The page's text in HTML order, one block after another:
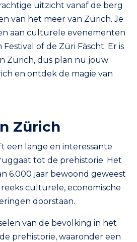
uitzicht vanaf de berg
van het meer van Zürich. Je
aan culturele evenementen
of de Züri Fäscht. Er is
Zürich, dus plan nu jouw
en ontdek de magie van
Zürich
een lange en interessante
tot de prehistorie. Het
6.000 jaar bewoond geweest
culturele, economische
doorstaan.
van de bevolking in het
prehistorie, waaronder een